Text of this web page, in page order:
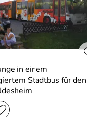
in einem
Stadtbus für den